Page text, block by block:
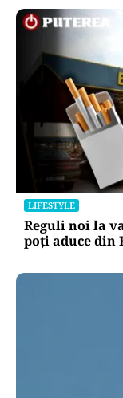
LIFESTYLE
Reguli noi la
poți aduce din